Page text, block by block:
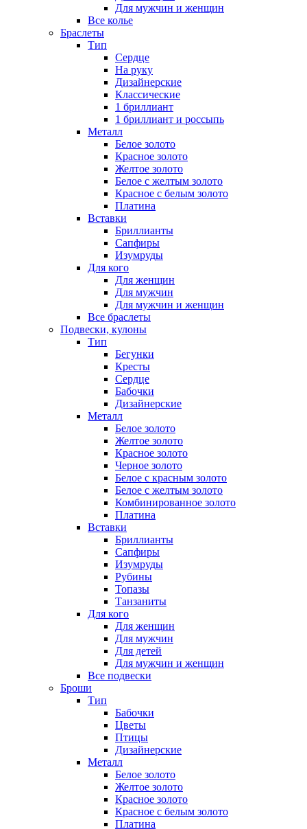
Для мужчин и женщин
Все колье
Браслеты
Тип
Сердце
На руку
Дизайнерские
Классические
1 бриллиант
1 бриллиант и россыпь
Металл
Белое золото
Красное золото
Желтое золото
Белое с желтым золото
Красное с белым золото
Платина
Вставки
Бриллианты
Сапфиры
Изумруды
Для кого
Для женщин
Для мужчин
Для мужчин и женщин
Все браслеты
Подвески, кулоны
Тип
Бегунки
Кресты
Сердце
Бабочки
Дизайнерские
Металл
Белое золото
Желтое золото
Красное золото
Черное золото
Белое с красным золото
Белое с желтым золото
Комбинированное золото
Платина
Вставки
Бриллианты
Сапфиры
Изумруды
Рубины
Топазы
Танзаниты
Для кого
Для женщин
Для мужчин
Для детей
Для мужчин и женщин
Все подвески
Броши
Тип
Бабочки
Цветы
Птицы
Дизайнерские
Металл
Белое золото
Желтое золото
Красное золото
Красное с белым золото
Платина